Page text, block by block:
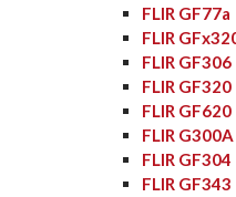
FLIR GF77a
FLIR
FLIR GF306
FLIR GF320
FLIR GF620
FLIR G300A
FLIR GF304
FLIR GF343